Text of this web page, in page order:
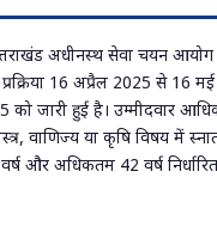
अधीनस्थ सेवा चयन आयोग
16 अप्रैल 2025 से 16 मई
जारी हुई है। उम्मीदवार
वाणिज्य या कृषि विषय में
और अधिकतम 42 वर्ष